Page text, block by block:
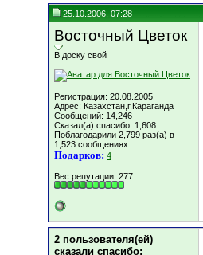
25.10.2006, 07:28
Восточный Цветок
В доску свой
Регистрация: 20.08.2005
Адрес: Казахстан,г.Караганда
Сообщений: 14,246
Сказал(а) спасибо: 1,608
Поблагодарили 2,799 раз(а) в
1,523 сообщениях
Подарков: 4
Вес репутации: 277
2 пользователя(ей)
сказали cпасибо: